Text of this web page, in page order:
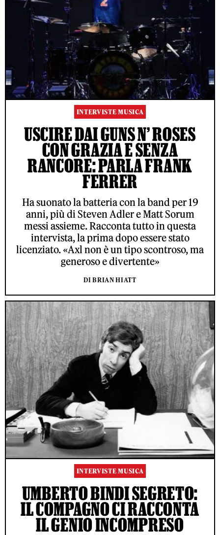
INTERVISTE MUSICA
USCIRE DAI GUNS N’ ROSES
CON GRAZIA E SENZA
RANCORE: PARLA FRANK
FERRER
Ha suonato la batteria con la band per 19
anni, più di Steven Adler e Matt Sorum
messi assieme. Racconta tutto in questa
intervista, la prima dopo essere stato
licenziato. «Axl non è un tipo scontroso, ma
generoso e divertente»
DI BRIAN HIATT
INTERVISTE MUSICA
UMBERTO BINDI SEGRETO:
IL COMPAGNO CI RACCONTA
IL GENIO INCOMPRESO